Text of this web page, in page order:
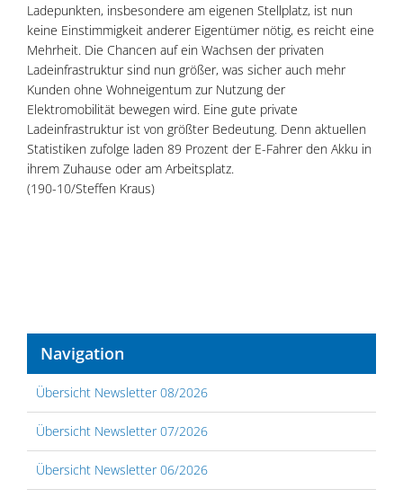
Ladepunkten, insbesondere am eigenen Stellplatz, ist nun
keine Einstimmigkeit anderer Eigentümer nötig, es reicht eine
Mehrheit. Die Chancen auf ein Wachsen der privaten
Ladeinfrastruktur sind nun größer, was sicher auch mehr
Kunden ohne Wohneigentum zur Nutzung der
Elektromobilität bewegen wird. Eine gute private
Ladeinfrastruktur ist von größter Bedeutung. Denn aktuellen
Statistiken zufolge laden 89 Prozent der E-Fahrer den Akku in
ihrem Zuhause oder am Arbeitsplatz.
(190-10/Steffen Kraus)
Navigation
Übersicht Newsletter 08/2026
Übersicht Newsletter 07/2026
Übersicht Newsletter 06/2026